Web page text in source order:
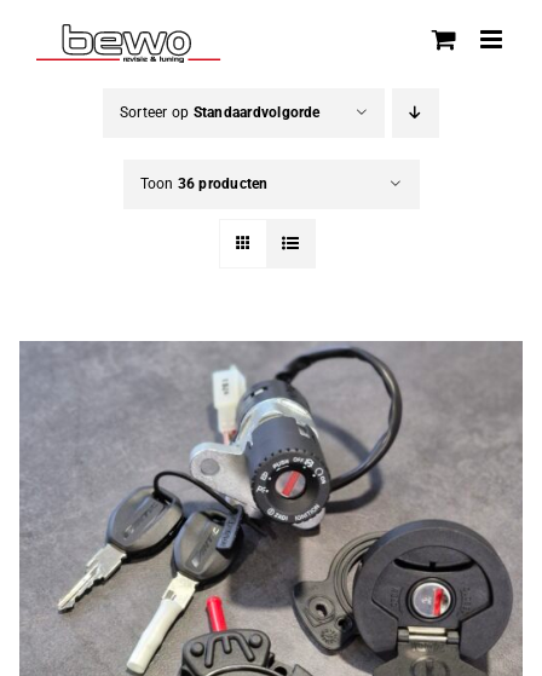
naar
Sorteer op Standaardvolgorde
Toon 36 producten